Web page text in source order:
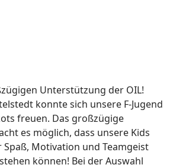
Unterstützung der OIL!
konnte sich unsere F-Jugend
freuen. Das großzügige
es möglich, dass unsere Kids
Motivation und Teamgeist
können! Bei der Auswahl